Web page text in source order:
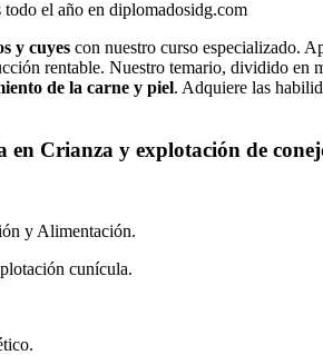
el año en diplomadosidg.com
y cuyes con nuestro curso especializado.
rentable. Nuestro temario, dividido en
de la carne y piel. Adquiere las
Crianza y explotación de
y Alimentación.
cunícula.